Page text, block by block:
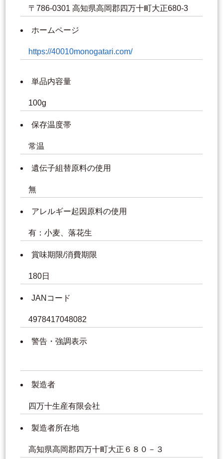
〒786-0301 高知県高岡郡四万十町大正680-3
ホームページ
https://40010monogatari.com/
単品内容量
100g
保存温度帯
常温
遺伝子組替原料の使用
無
アレルギー起因原料の使用
有：小麦、落花生
賞味期限/消費期限
180日
JANコード
4978417048082
警告・強調表示
製造者
四万十生産有限会社
製造者所在地
高知県高岡郡四万十町大正６８０－３